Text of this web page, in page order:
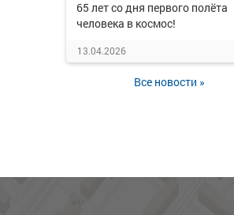
65 лет со дня первого полёта
человека в космос!
13.04.2026
Все новости »